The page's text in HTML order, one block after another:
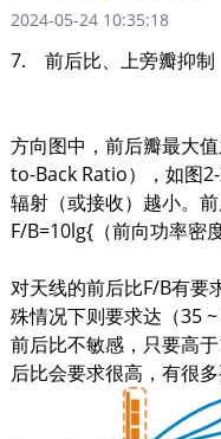
2024-05-24 10:35:18
7. 前后比、上旁瓣抑制
方向图中，前后瓣最大
to-Back Ratio），如图
辐射（或接收）越小。
F/B=10lg{（前向功
一
对天线的前后比F/B有要
殊情况下则要求达（35
前后比不敏感，只要高
后比会要求很高，有很多